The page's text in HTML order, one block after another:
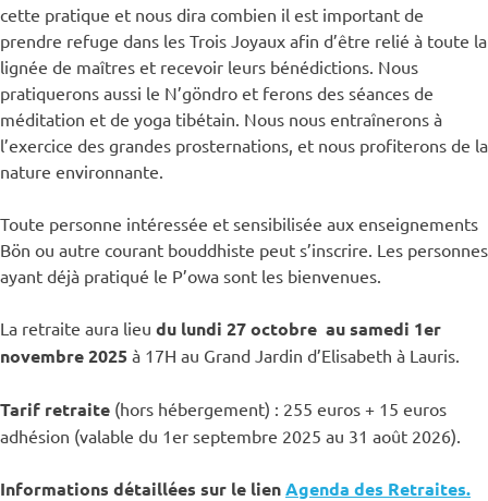
cette pratique et nous dira combien il est important de
prendre refuge dans les Trois Joyaux afin d’être relié à toute la
lignée de maîtres et recevoir leurs bénédictions. Nous
pratiquerons aussi le N’göndro et ferons des séances de
méditation et de yoga tibétain. Nous nous entraînerons à
l’exercice des grandes prosternations, et nous profiterons de la
nature environnante.
Toute personne intéressée et sensibilisée aux enseignements
Bön ou autre courant bouddhiste peut s’inscrire. Les personnes
ayant déjà pratiqué le P’owa sont les bienvenues.
La retraite aura lieu du lundi 27 octobre au samedi 1er
novembre 2025 à 17H au Grand Jardin d’Elisabeth à Lauris.
Tarif retraite (hors hébergement) : 255 euros + 15 euros
adhésion (valable du 1er septembre 2025 au 31 août 2026).
Informations détaillées sur le lienAgenda des Retraites.